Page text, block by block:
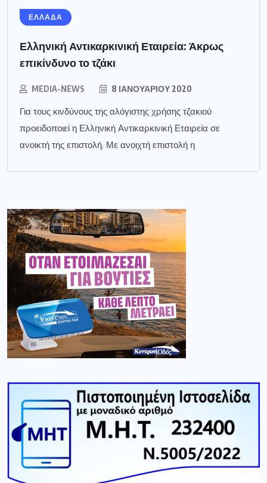
ΕΛΛΑΔΑ
Ελληνική Αντικαρκινική Εταιρεία: Άκρως
επικίνδυνο το τζάκι
MEDIA-NEWS 8 ΙΑΝΟΥΑΡΊΟΥ 2020
Για τους κινδύνους της αλόγιστης χρήσης τζακιού
προειδοποιεί η Ελληνική Αντικαρκινική Εταιρεία σε
ανοικτή της επιστολή. Με ανοιχτή επιστολή η